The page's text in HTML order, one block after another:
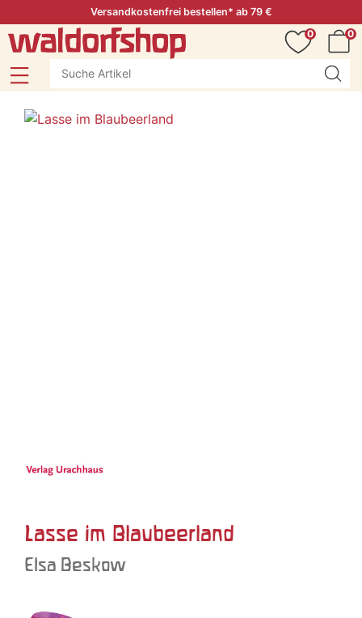
Versandkostenfrei bestellen* ab 79 €
0
0
Lasse im Blaubeerland
Elsa Beskow